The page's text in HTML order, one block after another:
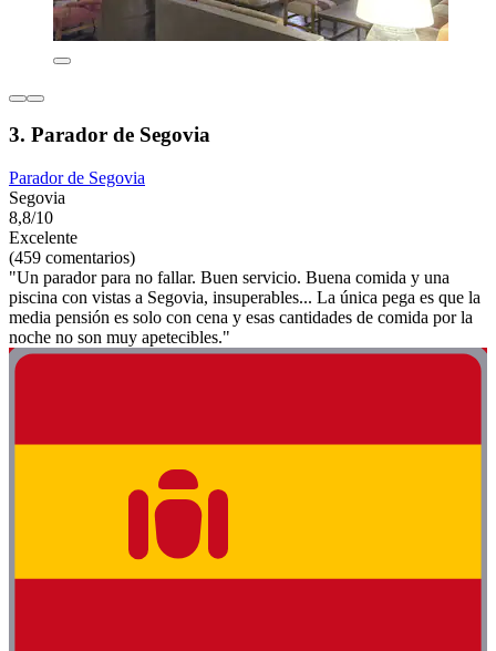
3. Parador de Segovia
Parador de Segovia
Segovia
8,8/10
Excelente
(459 comentarios)
"Un parador para no fallar. Buen servicio. Buena comida y una
piscina con vistas a Segovia, insuperables... La única pega es que la
media pensión es solo con cena y esas cantidades de comida por la
noche no son muy apetecibles."